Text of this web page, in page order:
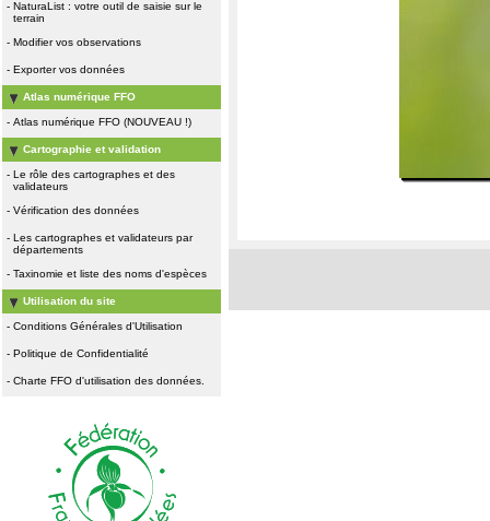
- NaturaList : votre outil de saisie sur le
terrain
- Modifier vos observations
- Exporter vos données
Atlas numérique FFO
- Atlas numérique FFO (NOUVEAU !)
Cartographie et validation
- Le rôle des cartographes et des
validateurs
- Vérification des données
- Les cartographes et validateurs par
départements
- Taxinomie et liste des noms d'espèces
Utilisation du site
- Conditions Générales d'Utilisation
- Politique de Confidentialité
- Charte FFO d'utilisation des données.